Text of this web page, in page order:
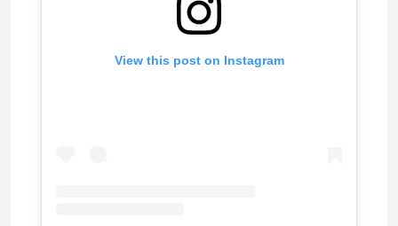
View this post on Instagram